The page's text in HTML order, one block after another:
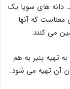
دانه های سویا یک
که آنها
می کنند.
تهیه پنیر به هم
آن تهیه می شود.